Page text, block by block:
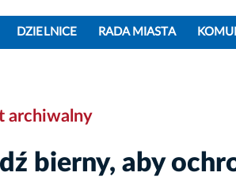
DZIELNICE RADA MIASTA
archiwalny
bierny, aby